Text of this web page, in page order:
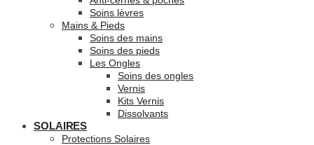
Soins lèvres
Mains & Pieds
Soins des mains
Soins des pieds
Les Ongles
Soins des ongles
Vernis
Kits Vernis
Dissolvants
SOLAIRES
Protections Solaires